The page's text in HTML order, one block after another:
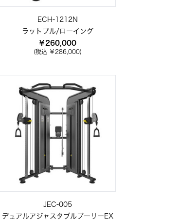
ECH-1212N
ラットプル/ローイング
￥260,000
(税込 ￥286,000)
JEC-005
デュアルアジャスタブルプーリー​EX